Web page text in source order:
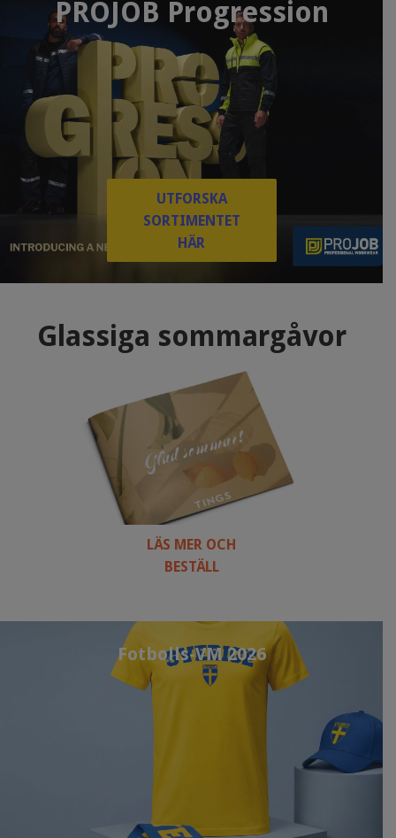
PROJOB Progression
UTFORSKA
SORTIMENTET
HÄR
Glassiga sommargåvor
LÄS MER OCH
BESTÄLL
Fotbolls-VM 2026